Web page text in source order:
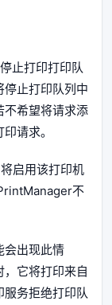
止打印打印队
停止打印队列中
不希望将请求添
请求。
启用该打印机
不
会出现此情
它将打印来自
务拒绝打印队